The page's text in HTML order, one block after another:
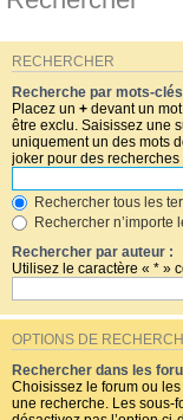
RECHERCHER
Recherche par mots-
Placez un + devant un
être exclu. Saisissez une
uniquement un des mots
joker pour des recherches
Rechercher tous les
Rechercher n’importe
Rechercher par auteur :
Utilisez le caractère « * »
OPTIONS DE
Rechercher dans les
Choisissez le forum ou
une recherche. Les sous-